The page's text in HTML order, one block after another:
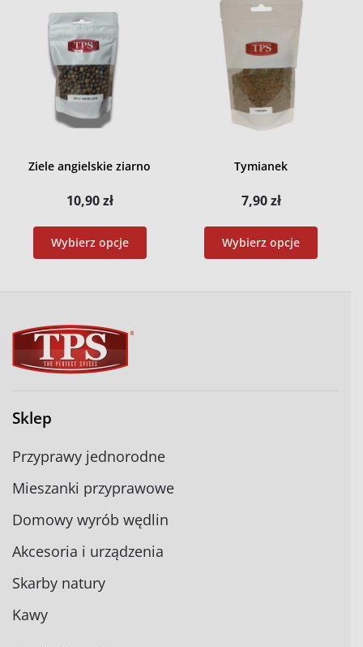
Ziele angielskie ziarno
10,90zł
Wybierz opcje
Tymianek
7,90zł
Wybierz opcje
Sklep
Przyprawy jednorodne
Mieszanki przyprawowe
Domowy wyrób wędlin
Akcesoria i urządzenia
Skarby natury
Kawy